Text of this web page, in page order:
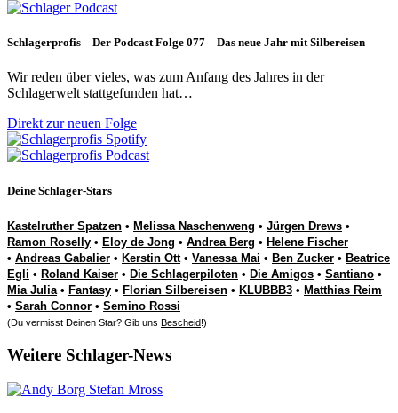
Schlagerprofis – Der Podcast Folge 077 – Das neue Jahr mit Silbereisen
Wir reden über vieles, was zum Anfang des Jahres in der
Schlagerwelt stattgefunden hat…
Direkt zur neuen Folge
Deine Schlager-Stars
Kastelruther Spatzen • Melissa Naschenweng • Jürgen Drews •
Ramon Roselly • Eloy de Jong • Andrea Berg • Helene Fischer
• Andreas Gabalier • Kerstin Ott• Vanessa Mai • Ben Zucker • Beatrice
Egli • Roland Kaiser • Die Schlagerpiloten • Die Amigos • Santiano •
Mia Julia • Fantasy • Florian Silbereisen • KLUBBB3 • Matthias Reim
• Sarah Connor • Semino Rossi
(Du vermisst Deinen Star? Gib uns Bescheid!)
Weitere Schlager-News